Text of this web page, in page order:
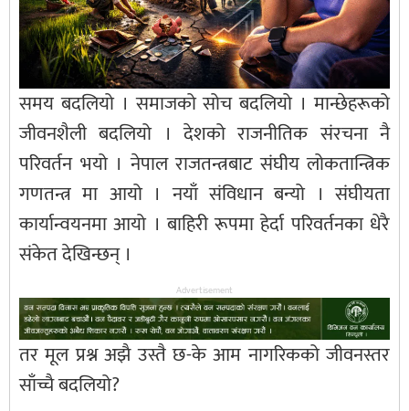
समय बदलियो । समाजको सोच बदलियो । मान्छेहरूको
जीवनशैली बदलियो । देशको राजनीतिक संरचना नै
परिवर्तन भयो । नेपाल राजतन्त्रबाट संघीय लोकतान्त्रिक
गणतन्त्र मा आयो । नयाँ संविधान बन्यो । संघीयता
कार्यान्वयनमा आयो । बाहिरी रूपमा हेर्दा परिवर्तनका धेरै
संकेत देखिन्छन् ।
Advertisement
तर मूल प्रश्न अझै उस्तै छ-के आम नागरिकको जीवनस्तर
साँच्चै बदलियो?